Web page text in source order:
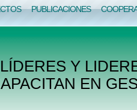
PUBLICACIONES
Y
EN